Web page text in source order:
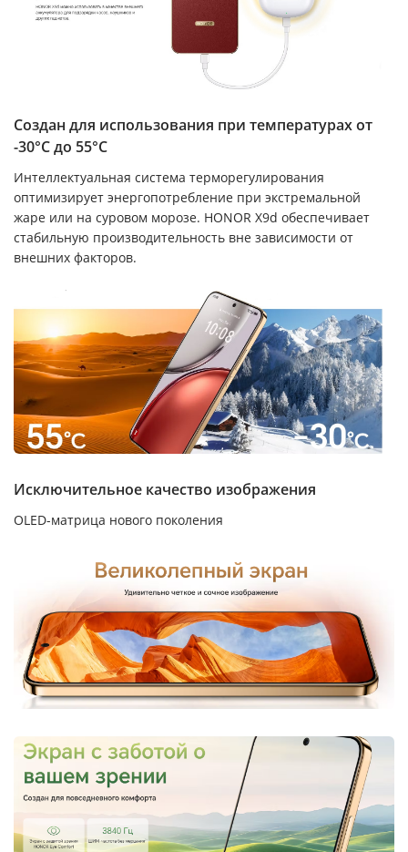
Создан для использования при температурах от
-30°C до 55°C
Интеллектуальная система терморегулирования
оптимизирует энергопотребление при экстремальной
жаре или на суровом морозе. HONOR X9d обеспечивает
стабильную производительность вне зависимости от
внешних факторов.
Исключительное качество изображения
OLED-матрица нового поколения